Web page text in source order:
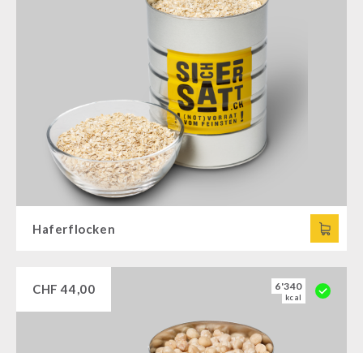
Haferflocken
CHF 44,00 6'340
kcal